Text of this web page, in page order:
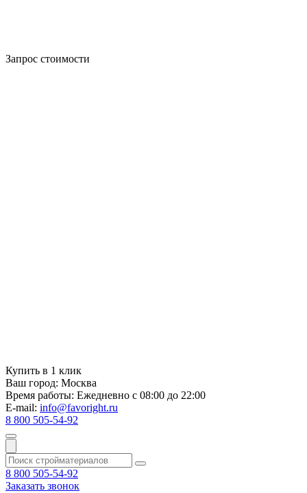
Запрос стоимости
Купить в 1 клик
Ваш город: Москва
Время работы: Ежедневно с 08:00 до 22:00
E-mail: info@favoright.ru
8 800 505-54-92
8 800 505-54-92
Заказать звонок